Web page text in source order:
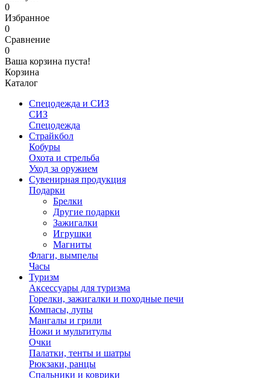
0
Избранное
0
Сравнение
0
Ваша корзина пуста!
Корзина
Каталог
Спецодежда и СИЗ
СИЗ
Спецодежда
Страйкбол
Кобуры
Охота и стрельба
Уход за оружием
Сувенирная продукция
Подарки
Брелки
Другие подарки
Зажигалки
Игрушки
Магниты
Флаги, вымпелы
Часы
Туризм
Аксессуары для туризма
Горелки, зажигалки и походные печи
Компасы, лупы
Мангалы и грили
Ножи и мультитулы
Очки
Палатки, тенты и шатры
Рюкзаки, ранцы
Спальники и коврики